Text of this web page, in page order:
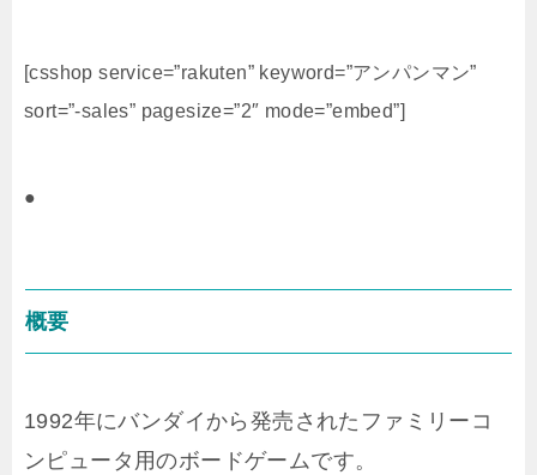
[csshop service=”rakuten” keyword=”アンパンマン”
sort=”-sales” pagesize=”2″ mode=”embed”]
●
概要
1992年にバンダイから発売されたファミリーコ
ンピュータ用のボードゲームです。